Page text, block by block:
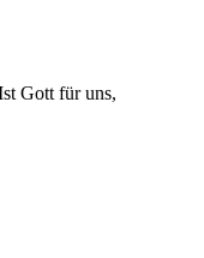
Gott für uns,